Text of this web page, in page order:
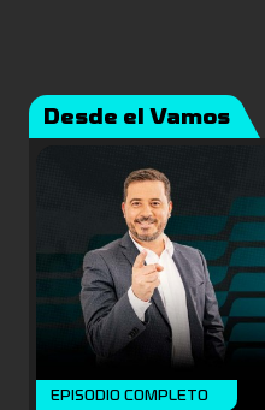
Desde el Vamos
EPISODIO COMPLETO